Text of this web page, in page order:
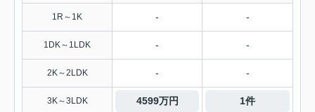
1R～1K - -
1DK～1LDK - -
2K～2LDK - -
3K～3LDK 4599万円 1件